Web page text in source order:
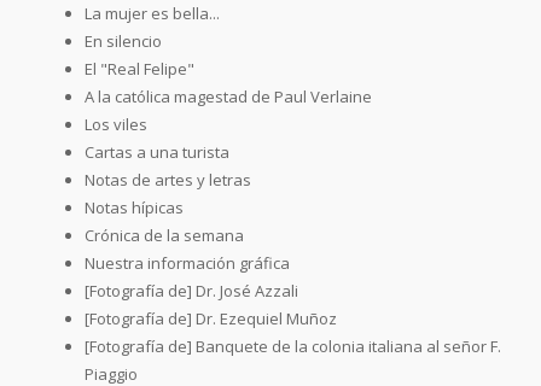
La mujer es bella...
En silencio
El "Real Felipe"
A la católica magestad de Paul Verlaine
Los viles
Cartas a una turista
Notas de artes y letras
Notas hípicas
Crónica de la semana
Nuestra información gráfica
[Fotografía de] Dr. José Azzali
[Fotografía de] Dr. Ezequiel Muñoz
[Fotografía de] Banquete de la colonia italiana al señor F.
Piaggio